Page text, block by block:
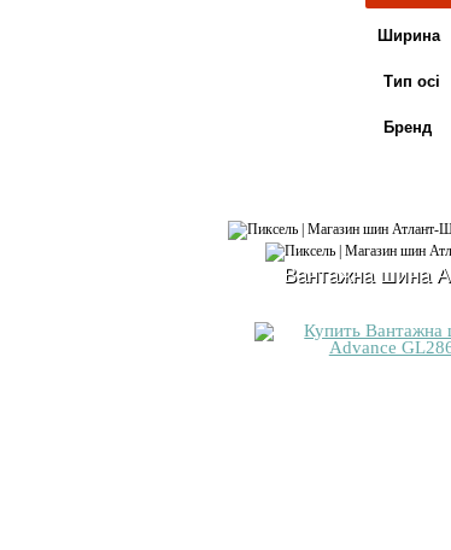
Ширина
Тип осі
Бренд
Вантажна шина